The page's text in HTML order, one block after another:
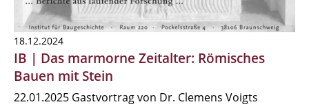
18.12.2024
IB | Das marmorne Zeitalter: Römisches
Bauen mit Stein
22.01.2025 Gastvortrag von Dr. Clemens Voigts